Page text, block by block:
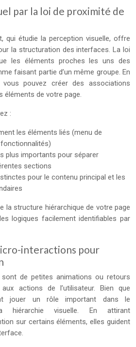
par la loi de proximité de
qui étudie la perception visuelle, offre
la structuration des interfaces. La loi
les éléments proches les uns des
faisant partie d’un même groupe. En
vous pouvez créer des associations
éléments de votre page.
:
les éléments liés (menu de
plus importants pour séparer
sections
pour le contenu principal et les
la structure hiérarchique de votre page
logiques facilement identifiables par
interactions pour
de petites animations ou retours
actions de l’utilisateur. Bien que
jouer un rôle important dans le
hiérarchie visuelle. En attirant
sur certains éléments, elles guident